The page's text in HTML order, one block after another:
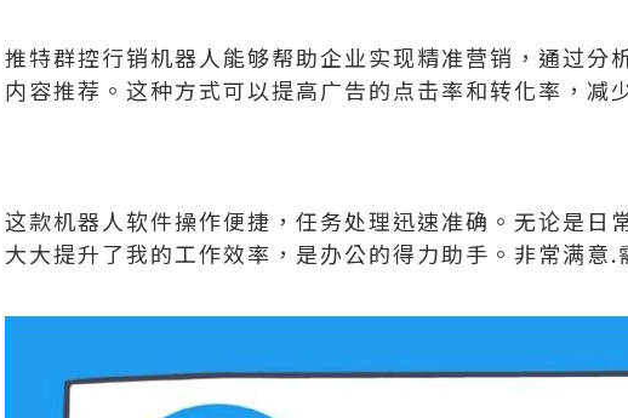
推特群控行销机器人能够帮助企业实现精准营销，通过分
内容推荐。这种方式可以提高广告的点击率和转化率，减
这款机器人软件操作便捷，任务处理迅速准确。无论是日
大大提升了我的工作效率，是办公的得力助手。非常满意.